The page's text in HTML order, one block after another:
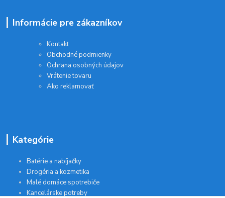
Informácie pre zákazníkov
Kontakt
Obchodné podmienky
Ochrana osobných údajov
Vrátenie tovaru
Ako reklamovať
Kategórie
Batérie a nabíjačky
Drogéria a kozmetika
Malé domáce spotrebiče
Kancelárske potreby